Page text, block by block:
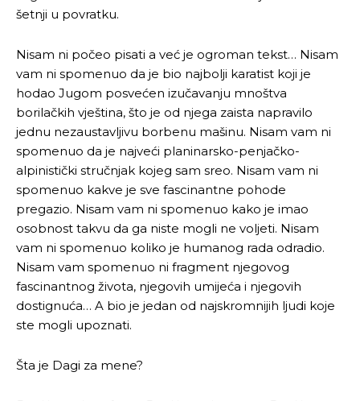
Pusti priču da živi!
Ovim putem želimo da vam se zahvalimo što ste
Objavi.ba
Pusti priču da živi!
Ovim putem želimo da vam se zahvalimo što ste
Objavi.ba
šetnji u povratku.
Nisam ni počeo pisati a već je ogroman tekst… Nisam
vam ni spomenuo da je bio najbolji karatist koji je
hodao Jugom posvećen izučavanju mnoštva
borilačkih vještina, što je od njega zaista napravilo
jednu nezaustavljivu borbenu mašinu. Nisam vam ni
spomenuo da je najveći planinarsko-penjačko-
alpinistički stručnjak kojeg sam sreo. Nisam vam ni
spomenuo kakve je sve fascinantne pohode
pregazio. Nisam vam ni spomenuo kako je imao
osobnost takvu da ga niste mogli ne voljeti. Nisam
vam ni spomenuo koliko je humanog rada odradio.
Nisam vam spomenuo ni fragment njegovog
fascinantnog života, njegovih umijeća i njegovih
dostignuća… A bio je jedan od najskromnijih ljudi koje
ste mogli upoznati.
Šta je Dagi za mene?